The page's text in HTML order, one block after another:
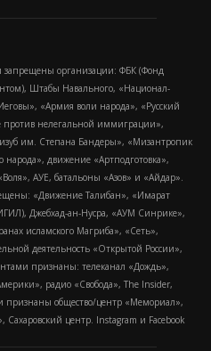
запрещены организации: ФБК (Фонд
Штабы Навального, «Национал-
«Армия воли народа», «Русский
нелегальной иммиграции»,
им. Степана Бандеры», «Мизантропик
движение «Артподготовка»,
АУЕ, батальоны «Азов» и «Айдар».
«Движение Талибан», «Имарат
ИГИЛ), Джебхад-ан-Нусра, «АУМ Синрике»,
исламского Магриба», «Сеть»,
деятельность «Открытой России»,
признаны: телеканал «Дождь»,
радио «Свобода», The Insider,
общество/центр «Мемориал»,
центр. Instagram и Facebook